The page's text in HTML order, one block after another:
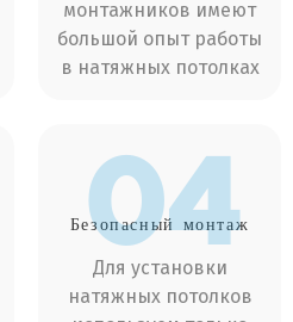
монтажников имеют
большой опыт работы
в натяжных потолках
04
Безопасный монтаж
Для установки
натяжных потолков